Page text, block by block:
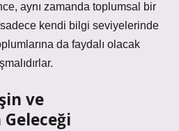
aynı zamanda toplumsal bir
kendi bilgi seviyelerinde
da faydalı olacak
ve